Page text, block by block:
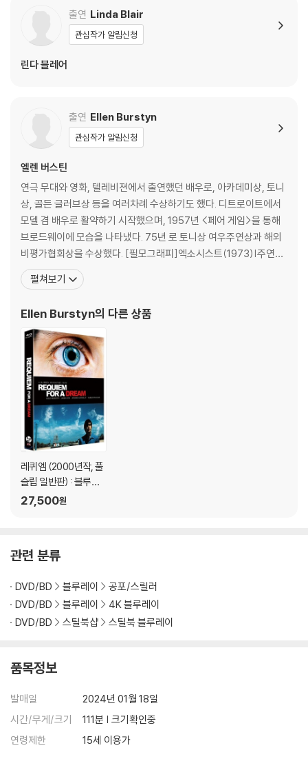
출연 Linda Blair
관심작가 알림신청
린다 블레어
출연 Ellen Burstyn
관심작가 알림신청
엘렌 버스틴
연극 무대와 영화, 텔레비젼에서 출연했던 배우로, 아카데미상, 토니
상, 골든 글러브상 등을 여러차례 수상하기도 했다. 디트로이트에서
모델 겸 배우로 활약하기 시작했으며, 1957년 <페어 게임>을 통해
브로드웨이에 모습을 나타냈다. 75년 로 토니상 여우주연상과 해외
비평가협회상을 수상했다. [필모그래피]엑소시스트(1973)|주연배
우 한나스 워(1988)|주연배우 남자가 사랑할때(1994)|주연배우
룸메이트(1995)|주연배우 아메리칸 퀼트 (1995)|주연배우 스핏파
리(2005)|조연배우 천년을 흐르는
펼쳐보기
Ellen Burstyn의 다른 상품
레퀴엠 (2000년작, 풀
슬립 일반판) : 블루레
이
27,500원
관련 분류
DVD/BD 블루레이
공포/스릴러
DVD/BD
블루레이
4K 블루레이
DVD/BD
스틸북샵 스틸북 블루레이
품목정보
발매일
2024년 01월 18일
시간/무게/크기
111분 | 크기확인중
연령제한
15세 이용가